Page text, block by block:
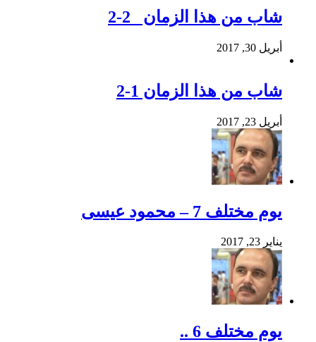
شاب من هذا الزمان 2-2
أبريل 30, 2017
شاب من هذا الزمان 1-2
أبريل 23, 2017
يوم مختلف 7 – محمود عيسى
يناير 23, 2017
يوم مختلف 6 ..